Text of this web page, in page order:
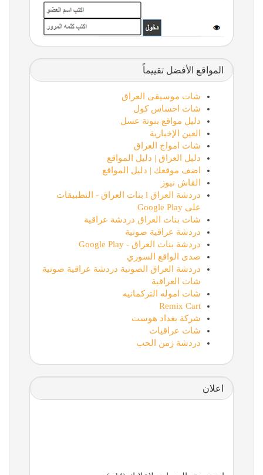
المواقع الأفضل تقييماً
شات موسيقى العراق
شات احساس كول
دليل مواقع بنوتة عسل
العين الإخبارية
شات امواج العراق
دليل العراق | دليل المواقع
اضف موقعك | دليل المواقع
القاش نيوز
دردشة العراق l بنات العراق - التطبيقات
على Google Play
شات بنات العراق دردشة عراقية
دردشة عراقية صوتية
دردشة بنات العراق - Google Play
صدى الواقع السوري
دردشة العراق الصوتية دردشة عراقية صوتية
شات العراقية
شات اموله التركمانيه
Remix Cart
شركة بغداد هوست
شات عراقيات
دردشة زمن الحب
اعلان